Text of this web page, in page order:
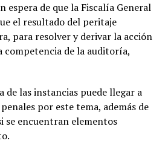
espera de que la Fiscalía General
el resultado del peritaje
para resolver y derivar la acción
competencia de la auditoría,
de las instancias puede llegar a
por este tema, además de
se encuentran elementos